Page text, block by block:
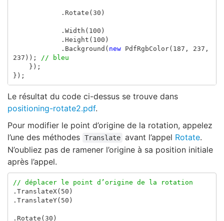
. Rotate ( 30 )
. Width ( 100 )
. Height ( 100 )
. Background ( new PdfRgbColor( 187 , 237 ,
237 ));
// bleu
});
});
Le résultat du code ci-dessus se trouve dans
positioning-rotate2.pdf.
Pour modifier le point d’origine de la rotation, appelez
l’une des méthodes Translate avant l’appel Rotate.
N’oubliez pas de ramener l’origine à sa position initiale
après l’appel.
// déplacer le point d’origine de la rotation
. TranslateX( 50 )
. TranslateY( 50 )
. Rotate ( 30 )